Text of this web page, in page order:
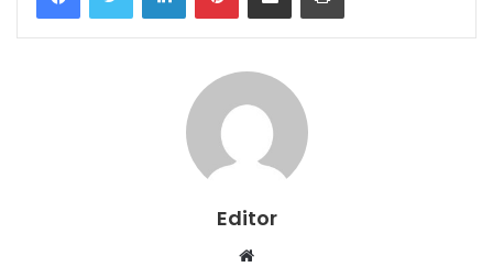
Editor
Website